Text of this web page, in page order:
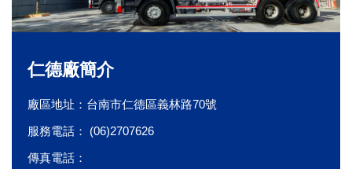
仁德廠簡介
廠區地址：台南市仁德區義林路70號
服務電話： (06)2707626
傳真電話：